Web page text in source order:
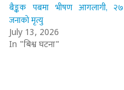
बैङ्कक पबमा भीषण आगलागी, २७
जनाको मृत्यु
July 13, 2026
In "बिश्व घटना"